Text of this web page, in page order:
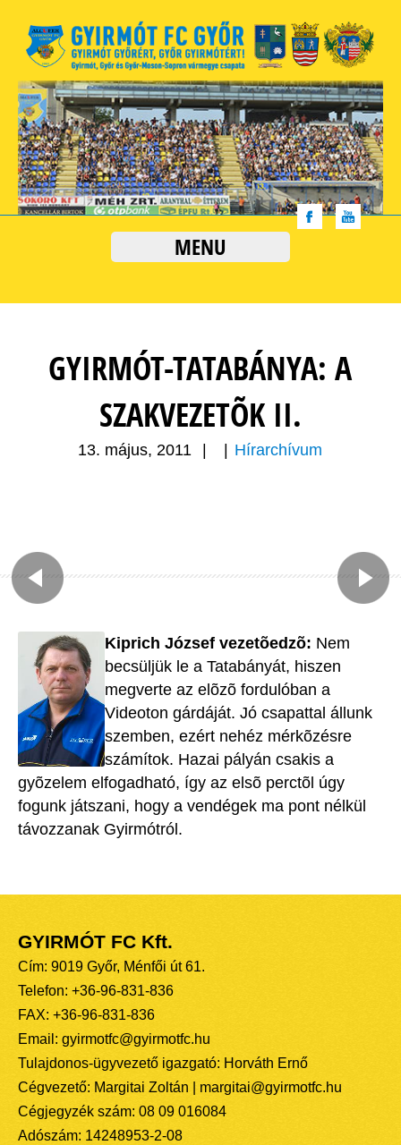
MENU
GYIRMÓT-TATABÁNYA: A
SZAKVEZETÕK II.
13. május, 2011 Hírarchívum
Kiprich József vezetõedzõ: Nem
becsüljük le a Tatabányát, hiszen
megverte az elõzõ fordulóban a
Videoton gárdáját. Jó csapattal állunk
szemben, ezért nehéz mérkõzésre
számítok. Hazai pályán csakis a
gyõzelem elfogadható, így az elsõ perctõl úgy
fogunk játszani, hogy a vendégek ma pont nélkül
távozzanak Gyirmótról.
GYIRMÓT FC Kft.
Cím: 9019 Győr, Ménfői út 61.
Telefon: +36-96-831-836
FAX: +36-96-831-836
Email: gyirmotfc@gyirmotfc.hu
Tulajdonos-ügyvezető igazgató: Horváth Ernő
Cégvezető: Margitai Zoltán | margitai@gyirmotfc.hu
Cégjegyzék szám: 08 09 016084
Adószám: 14248953-2-08